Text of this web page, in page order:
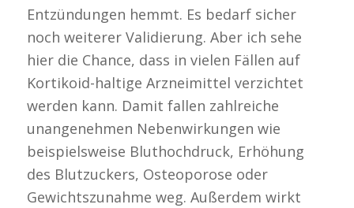
Entzündungen hemmt. Es bedarf sicher
noch weiterer Validierung. Aber ich sehe
hier die Chance, dass in vielen Fällen auf
Kortikoid-haltige Arzneimittel verzichtet
werden kann. Damit fallen zahlreiche
unangenehmen Nebenwirkungen wie
beispielsweise Bluthochdruck, Erhöhung
des Blutzuckers, Osteoporose oder
Gewichtszunahme weg. Außerdem wirkt